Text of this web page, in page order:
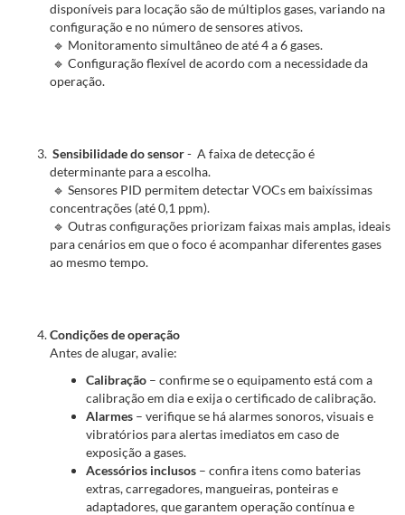
disponíveis para locação são de múltiplos gases, variando na
configuração e no número de sensores ativos.
🔹 Monitoramento simultâneo de até 4 a 6 gases.
🔹 Configuração flexível de acordo com a necessidade da
operação.
Sensibilidade do sensor- A faixa de detecção é
determinante para a escolha.
🔹 Sensores PID permitem detectar VOCs em baixíssimas
concentrações (até 0,1 ppm).
🔹 Outras configurações priorizam faixas mais amplas, ideais
para cenários em que o foco é acompanhar diferentes gases
ao mesmo tempo.
Condições de operação
Antes de alugar, avalie:
Calibração – confirme se o equipamento está com a
calibração em dia e exija o certificado de calibração.
Alarmes – verifique se há alarmes sonoros, visuais e
vibratórios para alertas imediatos em caso de
exposição a gases.
Acessórios inclusos – confira itens como baterias
extras, carregadores, mangueiras, ponteiras e
adaptadores, que garantem operação contínua e